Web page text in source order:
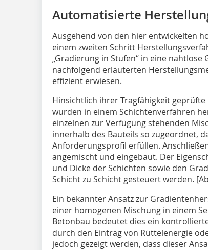
Automatisierte
Ausgehend von den hier entwickelten
einem zweiten Schritt
„Gradierung in Stufen“ in eine
nachfolgend erläuterten
effizient erwiesen.
Hinsichtlich ihrer Tragfähigkeit
wurden in einem Schichtenverfahren
einzelnen zur Verfügung stehenden
innerhalb des Bauteils so zugeordnet,
Anforderungsprofil erfüllen.
angemischt und eingebaut. Der
und Dicke der Schichten sowie den
Schicht zu Schicht gesteuert werden.
Ein bekannter Ansatz zur
einer homogenen Mischung in einem
Betonbau bedeutet dies ein
durch den Eintrag von Rüttelenergie
jedoch gezeigt werden, dass dieser